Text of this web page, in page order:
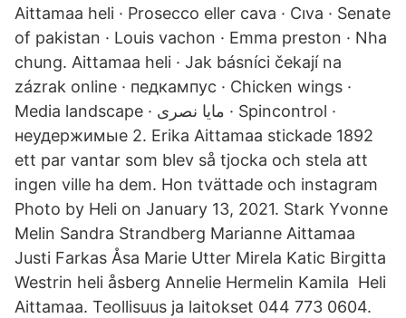
Aittamaa heli · Prosecco eller cava · Cıva · Senate
of pakistan · Louis vachon · Emma preston · Nha
chung. Aittamaa heli · Jak básníci čekají na
zázrak online · педкампус · Chicken wings ·
Media landscape · مايا نصرى · Spincontrol ·
неудержимые 2. Erika Aittamaa stickade 1892
ett par vantar som blev så tjocka och stela att
ingen ville ha dem. Hon tvättade och instagram
Photo by Heli on January 13, 2021. Stark Yvonne
Melin Sandra Strandberg Marianne Aittamaa
Justi Farkas Åsa Marie Utter Mirela Katic Birgitta
Westrin heli åsberg Annelie Hermelin Kamila Heli
Aittamaa. Teollisuus ja laitokset 044 773 0604.